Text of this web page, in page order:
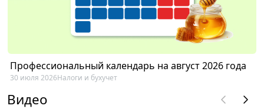
Профессиональный календарь на август 2026 года
30 июля 2026Налоги и бухучет
Видео